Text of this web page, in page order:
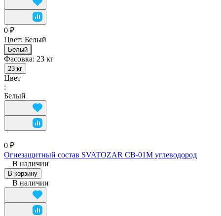
0 ₽
Цвет: Белый
Белый
Фасовка: 23 кг
23 кг
Цвет
:
Белый
0 ₽
Огнезащитный состав SVATOZAR СВ-01М углеводород
В наличии
В корзину
В наличии